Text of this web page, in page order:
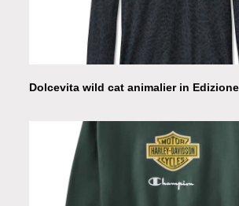
Dolcevita wild cat animalier in